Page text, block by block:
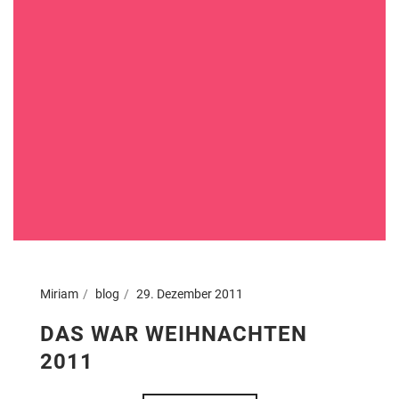
Miriam blog 29. Dezember 2011
DAS WAR WEIHNACHTEN
2011